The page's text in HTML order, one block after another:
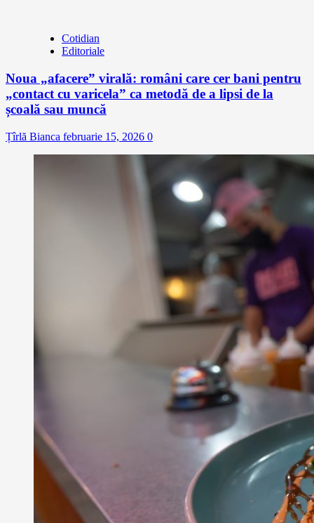
Cotidian
Editoriale
Noua „afacere” virală: români care cer bani pentru
„contact cu varicela” ca metodă de a lipsi de la
școală sau muncă
Țîrlă Bianca februarie 15, 2026 0